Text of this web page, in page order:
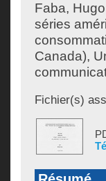
Faba, Hugo
séries
Canada),
Fichier(s)